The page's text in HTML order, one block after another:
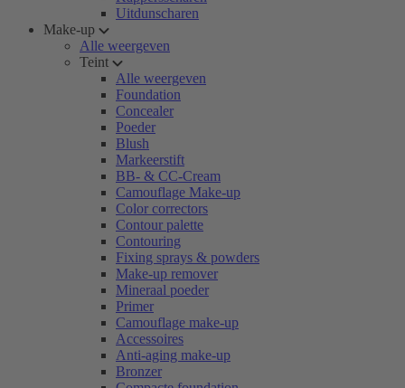
Uitdunscharen
Make-up
Alle weergeven
Teint
Alle weergeven
Foundation
Concealer
Poeder
Blush
Markeerstift
BB- & CC-Cream
Camouflage Make-up
Color correctors
Contour palette
Contouring
Fixing sprays & powders
Make-up remover
Mineraal poeder
Primer
Camouflage make-up
Accessoires
Anti-aging make-up
Bronzer